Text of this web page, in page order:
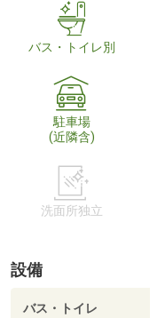
バス・トイレ別
駐車場
(近隣含)
洗面所独立
設備
バス・トイレ